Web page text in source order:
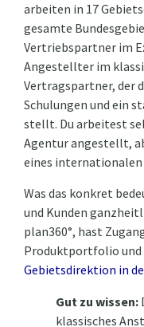
arbeiten in 17
gesamte
Vertriebspartner im
Angestellter im
Vertragspartner, der
Schulungen und ein
stellt. Du arbeitest
Agentur angestellt,
eines internationalen
Was das konkret
und Kunden
plan360°, hast
Produktportfolio und
Gebietsdirektion in
Gut zu wissen:
klassisches